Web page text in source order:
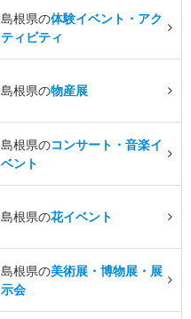
島根県の体験イベント・アク
ティビティ
島根県の物産展
島根県のコンサート・音楽イ
ベント
島根県の花イベント
島根県の美術展・博物展・展
示会